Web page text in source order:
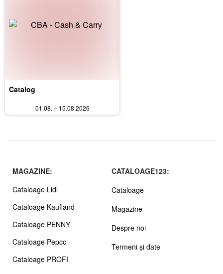
Catalog
01.08. – 15.08.2026
MAGAZINE:
Cataloage Lidl
Cataloage Kaufland
Cataloage PENNY
Cataloage Pepco
Cataloage PROFI
CATALOAGE123:
Cataloage
Magazine
Despre noi
Termeni și date